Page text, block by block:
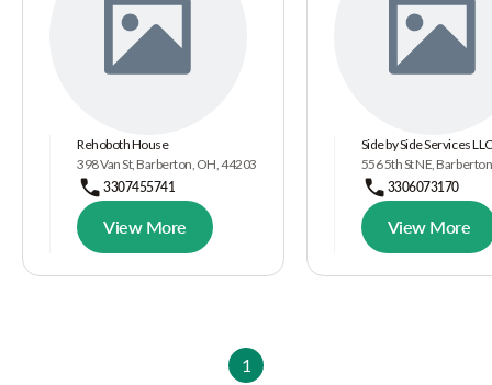
Rehoboth House
398 Van St, Barberton, OH, 44203
3307455741
View More
Side by Side Services LLC
556 5th St NE,
3306073170
View More
1